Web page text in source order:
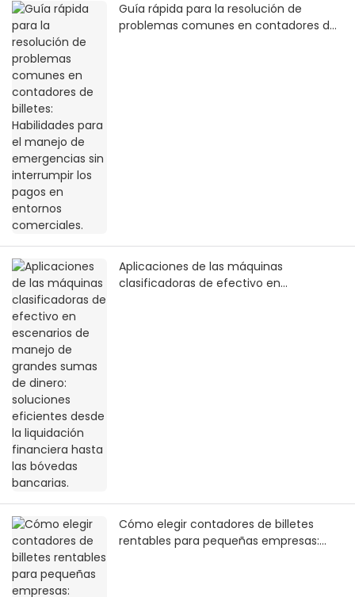
Guía rápida para la resolución de
problemas comunes en contadores de
Aplicaciones de las máquinas
clasificadoras de efectivo en
Cómo elegir contadores de billetes
rentables para pequeñas empresas: